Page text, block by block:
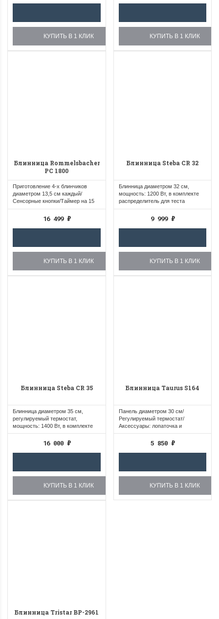
КУПИТЬ В 1 КЛИК КУПИТЬ В 1 КЛИК
Блинница Rommelsbacher
PC 1800
Приготовление 4-х блинчиков
диаметром 13,5 см каждый/
Сенсорные кнопки/Таймер на 15
минут/Кнопка...
16 499 ₽
КУПИТЬ В 1 КЛИК
Блинница Steba CR 32
Блинница диаметром 32 см,
мощность: 1200 Вт, в комплекте
распределитель для теста
9 999 ₽
КУПИТЬ В 1 КЛИК
Блинница Steba CR 35
Блинница диаметром 35 см,
регулируемый термостат,
мощность: 1400 Вт, в комплекте
распределитель...
16 000 ₽
КУПИТЬ В 1 КЛИК
Блинница Taurus S164
Панель диаметром 30 см/
Регулируемый термостат/
Аксессуары: лопаточка и
распределитель теста
5 850 ₽
КУПИТЬ В 1 КЛИК
Блинница Tristar BP-2961